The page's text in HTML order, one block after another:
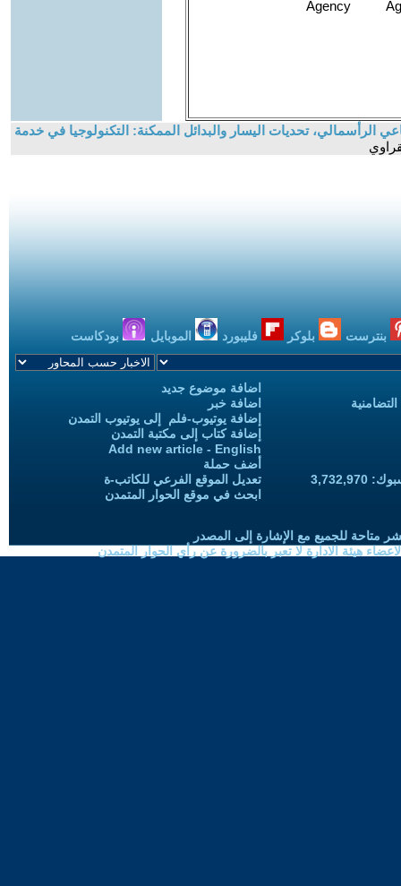
الرأسمالي، تحديات اليسار والبدائل الممكنة: التكنولوجيا في خدمة
بنترست بلوكر فليبورد الموبايل بودكاست
اضافة موضوع جديد
اضافة خبر
إضافة يوتيوب-فلم إلى يوتيوب التمدن
إضافة كتاب إلى مكتبة التمدن
Add new article - English
أضف حملة
تعديل الموقع الفرعي للكاتب-ة
ابحث في موقع الحوار المتمدن
متاحة للجميع مع الإشارة إلى المصدر
هيئة الادارة لا تعبر بالضرورة عن رأي الحوار المتمدن